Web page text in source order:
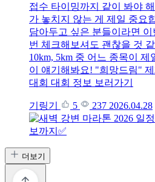
접수 타이밍까지 같이 봐야
가 놓치지 않는 게 제일 중요
담아두고 싶은 분들이라면
번 체크해보셔도 괜찮을 것
10km, 5km 중 어느 종목이
이 얘기해봐요! "희망드림"
대회 대회 정보 보러가기
기링기 5 237 2026.04.28
더보기